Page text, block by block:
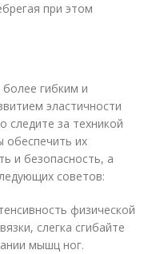
при этом
гибким и
эластичности
следите за техникой
обеспечить их
и безопасность, а
советов:
физической
слегка сгибайте
мышц ног.